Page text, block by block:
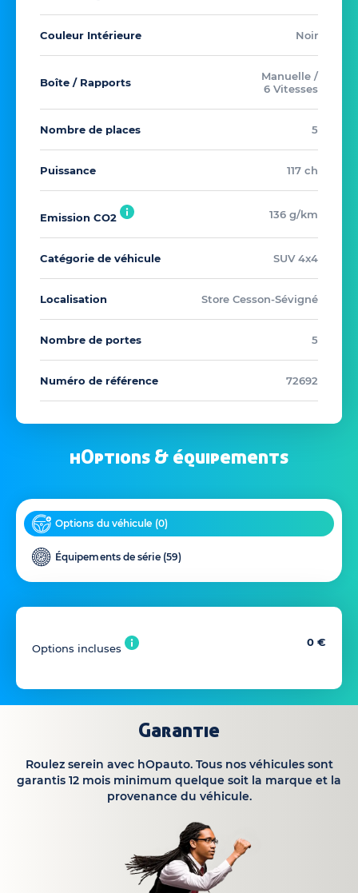
Couleur Intérieure Noir
Boîte / Rapports
Manuelle /
6 Vitesses
Nombre de places 5
Puissance 117 ch
Emission CO2 136 g/km
Catégorie de véhicule SUV 4x4
Localisation Store Cesson-Sévigné
Nombre de portes 5
Numéro de référence 72692
hOptions & équipements
Options du véhicule (0)
Équipements de série (59)
Options incluses 0 €
Garantie
Roulez serein avec hOpauto. Tous nos véhicules sont
garantis 12 mois minimum quelque soit la marque et la
provenance du véhicule.